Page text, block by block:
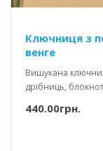
Ключниця з
венге
Вишукана
дрібниць,
440.00грн.